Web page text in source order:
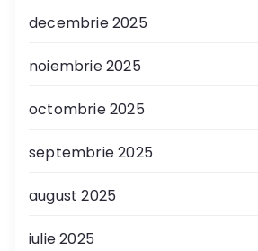
decembrie 2025
noiembrie 2025
octombrie 2025
septembrie 2025
august 2025
iulie 2025